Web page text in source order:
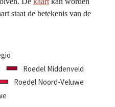
staat de betekenis van de